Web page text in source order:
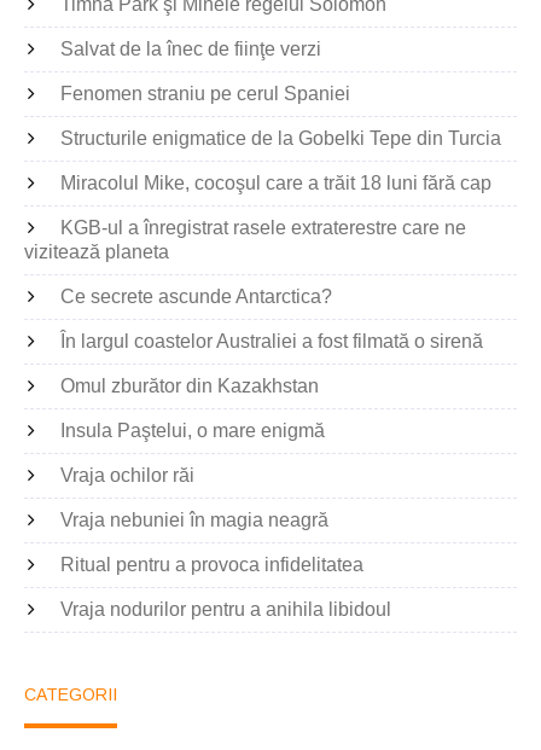
Timna Park şi Minele regelui Solomon
Salvat de la înec de fiinţe verzi
Fenomen straniu pe cerul Spaniei
Structurile enigmatice de la Gobelki Tepe din Turcia
Miracolul Mike, cocoşul care a trăit 18 luni fără cap
KGB-ul a înregistrat rasele extraterestre care ne
vizitează planeta
Ce secrete ascunde Antarctica?
În largul coastelor Australiei a fost filmată o sirenă
Omul zburător din Kazakhstan
Insula Paştelui, o mare enigmă
Vraja ochilor răi
Vraja nebuniei în magia neagră
Ritual pentru a provoca infidelitatea
Vraja nodurilor pentru a anihila libidoul
CATEGORII